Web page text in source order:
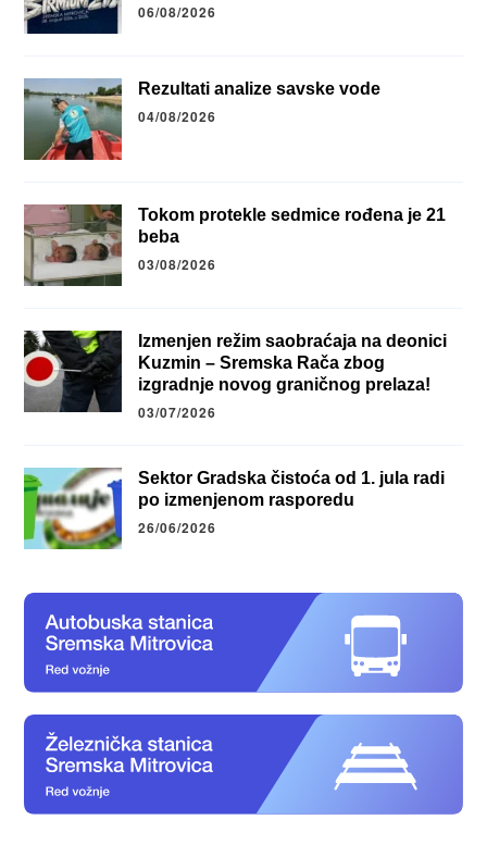
06/08/2026
Rezultati analize savske vode
04/08/2026
Tokom protekle sedmice rođena je 21
beba
03/08/2026
Izmenjen režim saobraćaja na deonici
Kuzmin – Sremska Rača zbog
izgradnje novog graničnog prelaza!
03/07/2026
Sektor Gradska čistoća od 1. jula radi
po izmenjenom rasporedu
26/06/2026